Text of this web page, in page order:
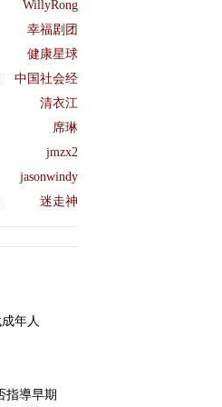
WillyRong
幸福剧团
健康星球
中国社会经
清衣江
席琳
jmzx2
jasonwindy
迷走神
年人
指導早期